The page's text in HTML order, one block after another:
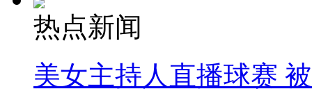
热点新闻
美女主持人直播球赛